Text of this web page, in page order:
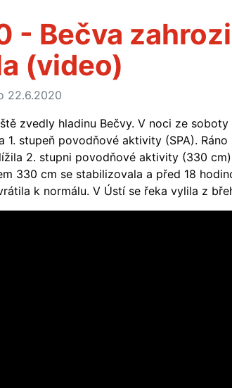
- Bečva
(video)
22.6.2020
zvedly hladinu Bečvy. V noci ze
1. stupeň povodňové aktivity (SPA).
2. stupni povodňové aktivity (330
330 cm se stabilizovala a před 18
k normálu. V Ústí se řeka vylila z